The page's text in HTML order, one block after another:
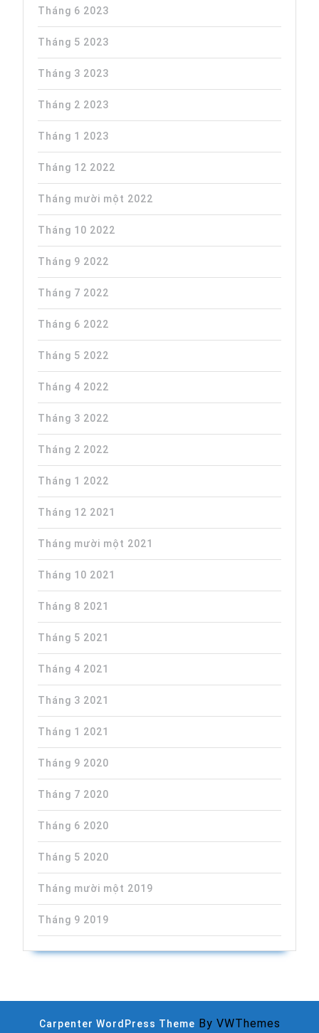
Tháng 6 2023
Tháng 5 2023
Tháng 3 2023
Tháng 2 2023
Tháng 1 2023
Tháng 12 2022
Tháng mười một 2022
Tháng 10 2022
Tháng 9 2022
Tháng 7 2022
Tháng 6 2022
Tháng 5 2022
Tháng 4 2022
Tháng 3 2022
Tháng 2 2022
Tháng 1 2022
Tháng 12 2021
Tháng mười một 2021
Tháng 10 2021
Tháng 8 2021
Tháng 5 2021
Tháng 4 2021
Tháng 3 2021
Tháng 1 2021
Tháng 9 2020
Tháng 7 2020
Tháng 6 2020
Tháng 5 2020
Tháng mười một 2019
Tháng 9 2019
Carpenter WordPress Theme By VWThemes